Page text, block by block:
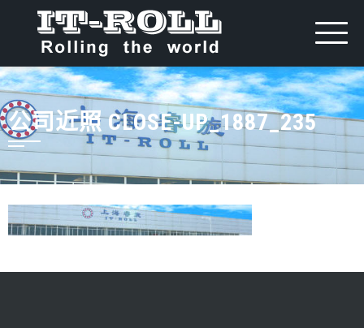
公司近照 CLOSE-UP_1887_235